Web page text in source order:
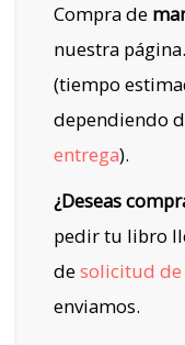
Compra de
nuestra
(tiempo
dependiendo
entrega).
¿Deseas
pedir tu libro
desolicitud
enviamos.